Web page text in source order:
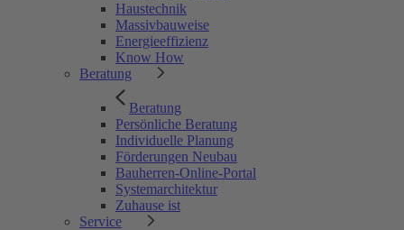
Haustechnik
Massivbauweise
Energieeffizienz
Know How
Beratung
Beratung
Persönliche Beratung
Individuelle Planung
Förderungen Neubau
Bauherren-Online-Portal
Systemarchitektur
Zuhause ist
Service